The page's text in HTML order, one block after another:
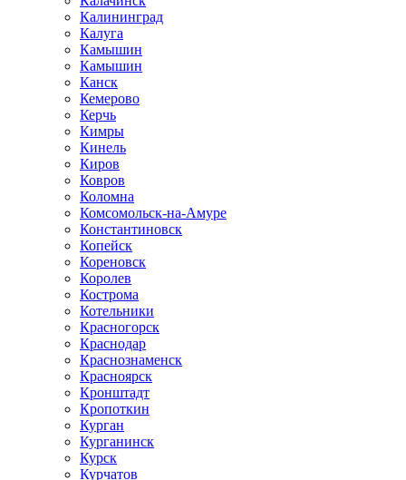
Калининград
Калуга
Камышин
Камышин
Канск
Кемерово
Керчь
Кимры
Кинель
Киров
Ковров
Коломна
Комсомольск-на-Амуре
Константиновск
Копейск
Кореновск
Королев
Кострома
Котельники
Красногорск
Краснодар
Краснознаменск
Красноярск
Кронштадт
Кропоткин
Курган
Курганинск
Курск
Курчатов